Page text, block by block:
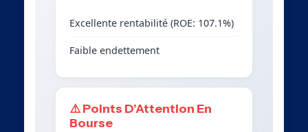
Excellente rentabilité (ROE: 107.1%)
Faible endettement
⚠️ Points D’Attention En
Bourse